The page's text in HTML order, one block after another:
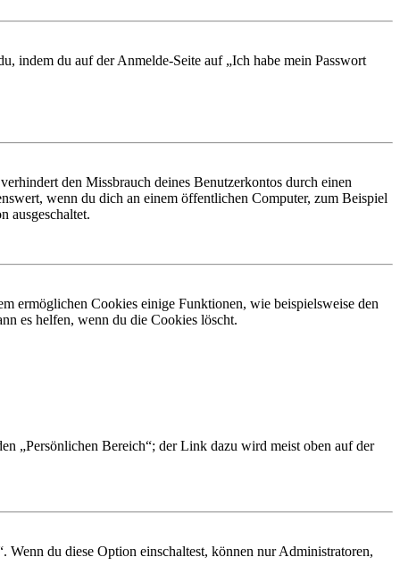
indem du auf der Anmelde-Seite auf „Ich habe mein Passwort
den Missbrauch deines Benutzerkontos durch einen
wenn du dich an einem öffentlichen Computer, zum Beispiel
ausgeschaltet.
ermöglichen Cookies einige Funktionen, wie beispielsweise den
es helfen, wenn du die Cookies löscht.
„Persönlichen Bereich“; der Link dazu wird meist oben auf der
du diese Option einschaltest, können nur Administratoren,